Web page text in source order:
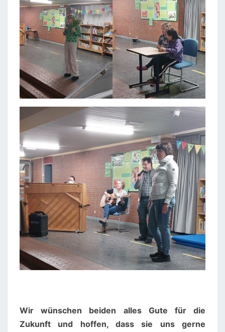
Wir wünschen beiden alles Gute für die
Zukunft und hoffen, dass sie uns gerne